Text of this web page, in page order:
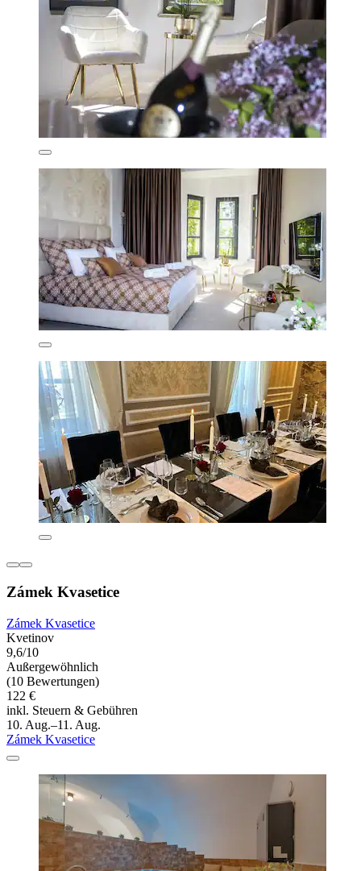
Zámek Kvasetice
Zámek Kvasetice
Kvetinov
9,6/10
Außergewöhnlich
(10 Bewertungen)
122 €
inkl. Steuern & Gebühren
10. Aug.–11. Aug.
Zámek Kvasetice